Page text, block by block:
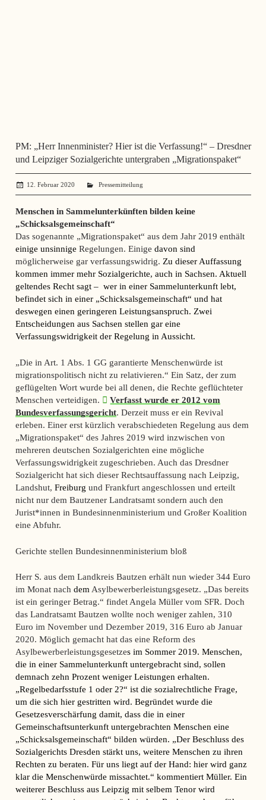
PM: „Herr Innenminister? Hier ist die Verfassung!“ – Dresdner
und Leipziger Sozialgerichte untergraben „Migrationspaket“
12. Februar 2020 administrator
Pressemitteilung
Menschen in Sammelunterkünften bilden keine
„Schicksalsgemeinschaft“
Das sogenannte „Migrationspaket“ aus dem Jahr 2019 enthält
einige unsinnige Regelungen. Einige davon sind
möglicherweise gar verfassungswidrig. Zu dieser Auffassung
kommen immer mehr Sozialgerichte, auch in Sachsen. Aktuell
geltendes Recht sagt – wer in einer Sammelunterkunft lebt,
befindet sich in einer „Schicksalsgemeinschaft“ und hat
deswegen einen geringeren Leistungsanspruch. Zwei
Entscheidungen aus Sachsen stellen gar eine
Verfassungswidrigkeit der Regelung in Aussicht.
„Die in Art. 1 Abs. 1 GG garantierte Menschenwürde ist
migrationspolitisch nicht zu relativieren.“ Ein Satz, der zum
geflügelten Wort wurde bei all denen, die Rechte geflüchteter
Menschen verteidigen.
Verfasst wurde er 2012 vom
Bundesverfassungsgericht. Derzeit muss er ein Revival
erleben. Einer erst kürzlich verabschiedeten Regelung aus dem
„Migrationspaket“ des Jahres 2019 wird inzwischen von
mehreren deutschen Sozialgerichten eine mögliche
Verfassungswidrigkeit zugeschrieben. Auch das Dresdner
Sozialgericht hat sich dieser Rechtsauffassung nach Leipzig,
Landshut, Freiburg und Frankfurt angeschlossen und erteilt
nicht nur dem Bautzener Landratsamt sondern auch den
Jurist*innen in Bundesinnenministerium und Großer Koalition
eine Abfuhr.
Gerichte stellen Bundesinnenministerium bloß
Herr S. aus dem Landkreis Bautzen erhält nun wieder 344 Euro
im Monat nach dem Asylbewerberleistungsgesetz. „Das bereits
ist ein geringer Betrag.“ findet Angela Müller vom SFR. Doch
das Landratsamt Bautzen wollte noch weniger zahlen, 310
Euro im November und Dezember 2019, 316 Euro ab Januar
2020. Möglich gemacht hat das eine Reform des
Asylbewerberleistungsgesetzes im Sommer 2019. Menschen,
die in einer Sammelunterkunft untergebracht sind, sollen
demnach zehn Prozent weniger Leistungen erhalten.
„Regelbedarfsstufe 1 oder 2?“ ist die sozialrechtliche Frage,
um die sich hier gestritten wird. Begründet wurde die
Gesetzesverschärfung damit, dass die in einer
Gemeinschaftsunterkunft untergebrachten Menschen eine
„Schicksalsgemeinschaft“ bilden würden. „Der Beschluss des
Sozialgerichts Dresden stärkt uns, weitere Menschen zu ihren
Rechten zu beraten. Für uns liegt auf der Hand: hier wird ganz
klar die Menschenwürde missachtet.“ kommentiert Müller. Ein
weiterer Beschluss aus Leipzig mit selbem Tenor wird